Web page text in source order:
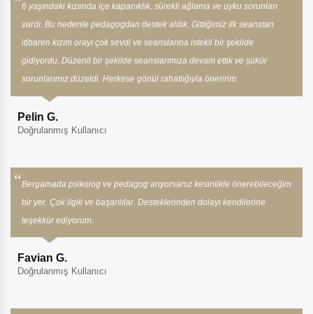
6 yaşındaki kızımda içe kapanıklık, sürekli ağlama ve uyku sorunları
vardı. Bu nedenle pedagogdan destek aldık. Gittiğimiz ilk seanstan
itibaren kızım orayı çok sevdi ve seanslarına istekli bir şekilde
gidiyordu. Düzenli bir şekilde seanslarımıza devam ettik ve şükür
sorunlarımız düzeldi. Herkese gönül rahatlığıyla öneririm.
Pelin G.
Doğrulanmış Kullanıcı
Bergamada psikolog ve pedagog arıyorsanız kesinlikle önerebileceğim
bir yer. Çok ilgili ve başarılılar. Desteklerinden dolayı kendilerine
teşekkür ediyorum.
Favian G.
Doğrulanmış Kullanıcı